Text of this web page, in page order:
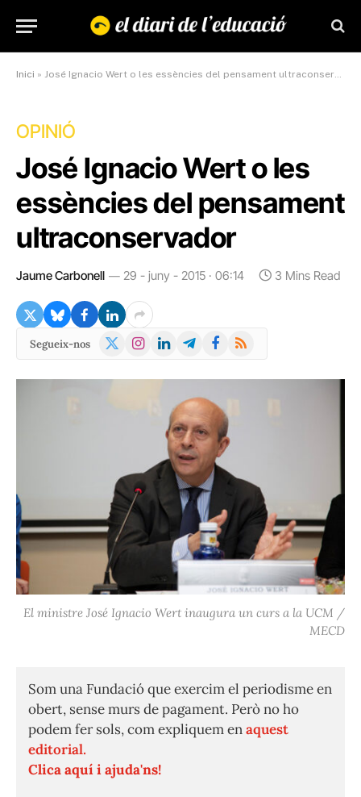
Inici » José Ignacio Wert o les essències del pensament ultraconservador
OPINIÓ
José Ignacio Wert o les
essències del pensament
ultraconservador
Jaume Carbonell 29 - juny - 2015 · 06:14 3 Mins Read
Segueix-nos
X
Instagram
LinkedInTelegramFacebook
RSS
El ministre José Ignacio Wert inaugura un curs a la UCM /
MECD
Som una Fundació que exercim el periodisme en
obert, sense murs de pagament. Però no ho
podem fer sols, com expliquem enaquest
editorial.
Clica aquí i ajuda'ns!